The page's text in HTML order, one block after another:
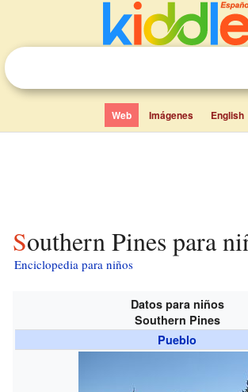
Web Imágenes English
Southern Pines para
Enciclopedia para niños
Datos para niños
Southern Pines
Pueblo